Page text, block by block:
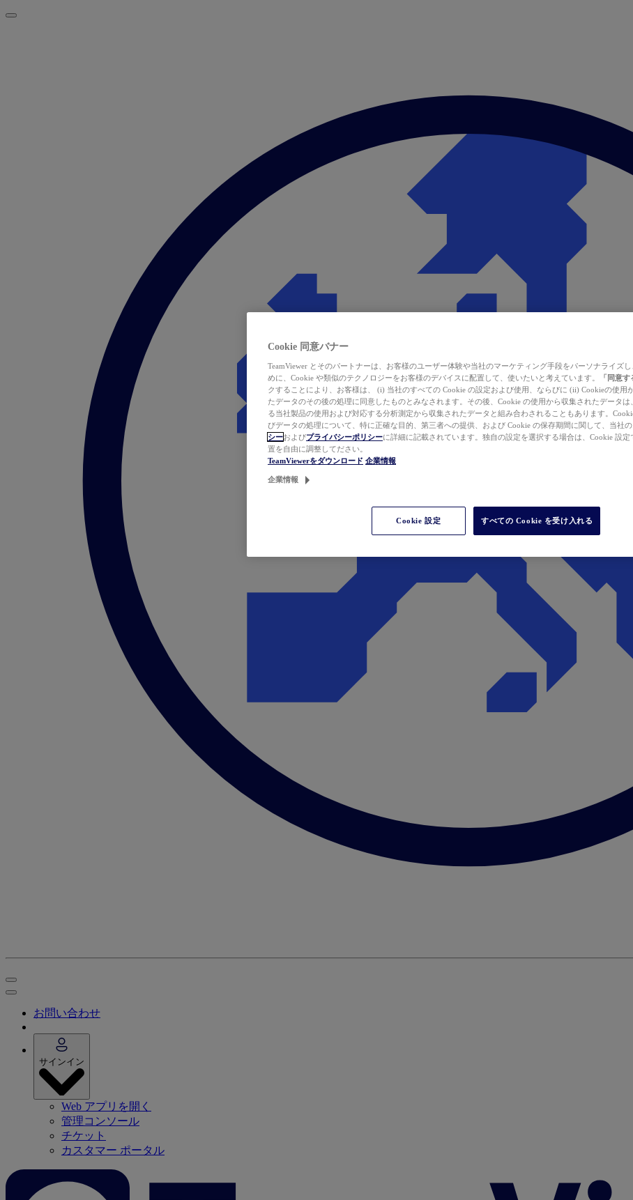
お問い合わせ
サインイン
Web アプリを開く
管理コンソール
チケット
カスタマー ポータル
Cookie 同意バナー
TeamViewer とそのパートナーは、お客様のユーザー体験や当社のマーケティング手段をパーソナライズ
めに、Cookie や類似のテクノロジーをお客様のデバイスに配置して、使いたいと考えています。
「同意す
クすることにより、お客様は、 (i) 当社のすべての Cookie の設定および使用、ならびに (ii) Cookieの使用
たデータのその後の処理に同意したものとみなされます。その後、Cookie の使用から収集されたデータは
る当社製品の使用および対応する分析測定から収集されたデータと組み合わされることもあります。
びデータの処理について、特に正確な目的、第三者への提供、および Cookie の保存期間に関して、当社の
シーおよびプライバシーポリシーに詳細に記載されています。独自の設定を選択する場合は、Cookie 設定
置を自由に調整してださい。
TeamViewerをダウンロード 企業情報
企業情報
Cookie 設定 すべての Cookie を受け入れる